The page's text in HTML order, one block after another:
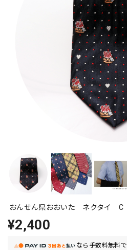
おんせん県おおいた ネクタイ C
¥2,400
なら 手数料無料で